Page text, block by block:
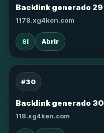
Backlink generado 29
1178.xg4ken.com
SI Abrir
#30
Backlink generado 30
118.xg4ken.com